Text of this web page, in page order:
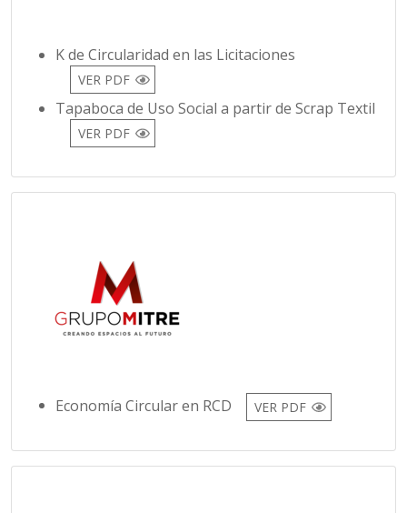
K de Circularidad en las Licitaciones
VER PDF
Tapaboca de Uso Social a partir de Scrap Textil
VER PDF
Economía Circular en RCD VER PDF